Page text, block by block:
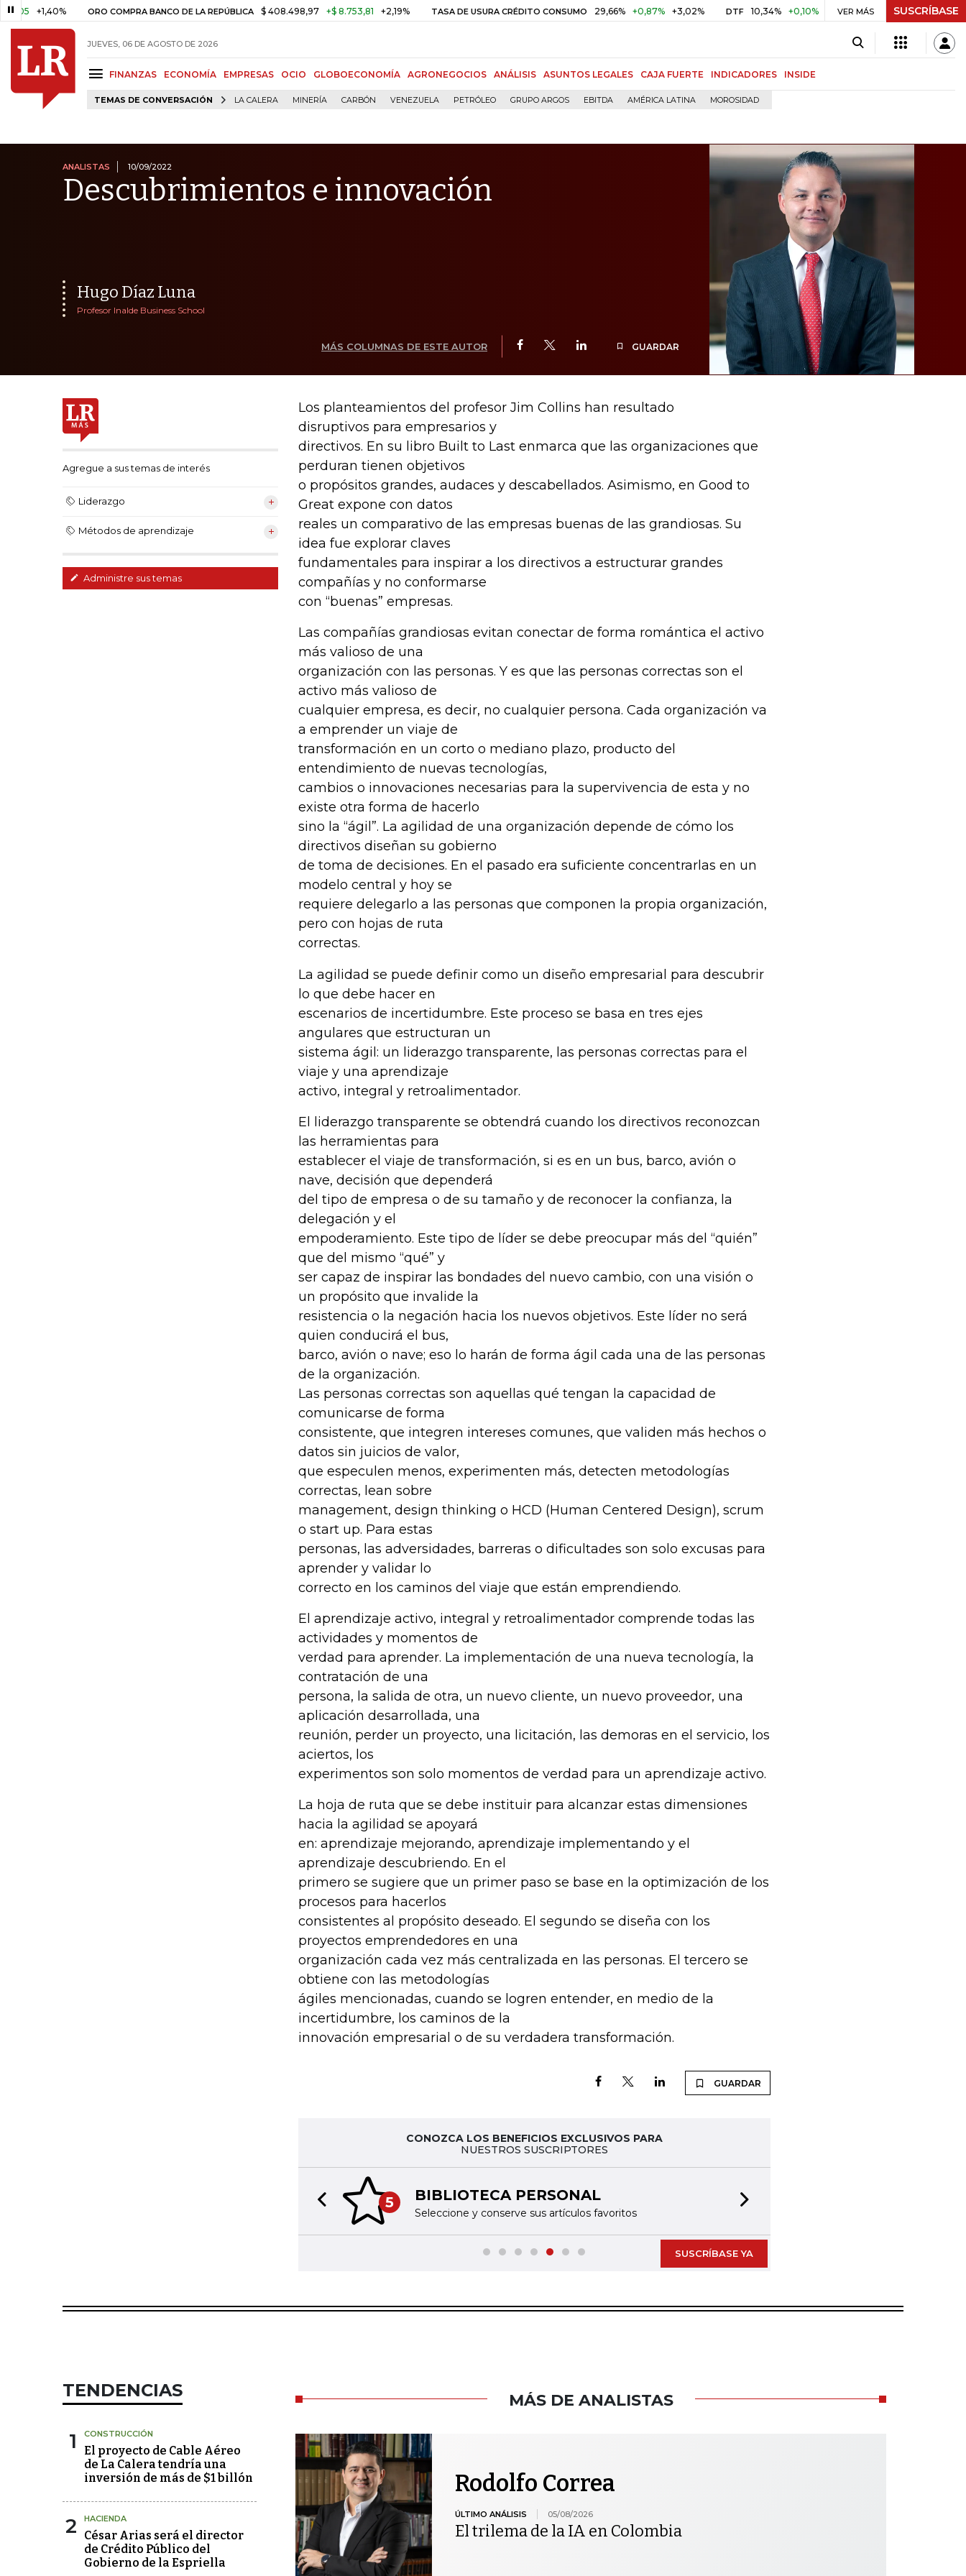
ORO COMPRA BANCO DE LA REPÚBLICA $ 408.498,97 +$ 8.753,81 +2,19% TASA DE USURA CRÉDITO CONSUMO 29,66% +0,87% +3,02% DTF 10,34% +0,10% +0,98% UVR $ 416,86 +$ 0,05
VER MÁS SUSCRÍBASE
JUEVES, 06 DE AGOSTO DE 2026
FINANZAS ECONOMÍA EMPRESAS OCIO GLOBOECONOMÍA AGRONEGOCIOS ANÁLISIS ASUNTOS LEGALES CAJA FUERTE INDICADORES INSIDE
TEMAS DE CONVERSACIÓN LA CALERA MINERÍA CARBÓN VENEZUELA PETRÓLEO GRUPO ARGOS EBITDA AMÉRICA LATINA MOROSIDAD
ANALISTAS 10/09/2022
Descubrimientos e innovación
Hugo Díaz Luna
Profesor Inalde Business School
MÁS COLUMNAS DE ESTE AUTOR GUARDAR
Agregue a sus temas de interés
Liderazgo
Métodos de aprendizaje
Administre sus temas
Los planteamientos del profesor Jim Collins han resultado
disruptivos para empresarios y
directivos. En su libro Built to Last enmarca que las organizaciones que
perduran tienen objetivos
o propósitos grandes, audaces y descabellados. Asimismo, en Good to
Great expone con datos
reales un comparativo de las empresas buenas de las grandiosas. Su
idea fue explorar claves
fundamentales para inspirar a los directivos a estructurar grandes
compañías y no conformarse
con “buenas” empresas.
Las compañías grandiosas evitan conectar de forma romántica el activo
más valioso de una
organización con las personas. Y es que las personas correctas son el
activo más valioso de
cualquier empresa, es decir, no cualquier persona. Cada organización va
a emprender un viaje de
transformación en un corto o mediano plazo, producto del
entendimiento de nuevas tecnologías,
cambios o innovaciones necesarias para la supervivencia de esta y no
existe otra forma de hacerlo
sino la “ágil”. La agilidad de una organización depende de cómo los
directivos diseñan su gobierno
de toma de decisiones. En el pasado era suficiente concentrarlas en un
modelo central y hoy se
requiere delegarlo a las personas que componen la propia organización,
pero con hojas de ruta
correctas.
La agilidad se puede definir como un diseño empresarial para descubrir
lo que debe hacer en
escenarios de incertidumbre. Este proceso se basa en tres ejes
angulares que estructuran un
sistema ágil: un liderazgo transparente, las personas correctas para el
viaje y una aprendizaje
activo, integral y retroalimentador.
El liderazgo transparente se obtendrá cuando los directivos reconozcan
las herramientas para
establecer el viaje de transformación, si es en un bus, barco, avión o
nave, decisión que dependerá
del tipo de empresa o de su tamaño y de reconocer la confianza, la
delegación y el
empoderamiento. Este tipo de líder se debe preocupar más del “quién”
que del mismo “qué” y
ser capaz de inspirar las bondades del nuevo cambio, con una visión o
un propósito que invalide la
resistencia o la negación hacia los nuevos objetivos. Este líder no será
quien conducirá el bus,
barco, avión o nave; eso lo harán de forma ágil cada una de las personas
de la organización.
Las personas correctas son aquellas qué tengan la capacidad de
comunicarse de forma
consistente, que integren intereses comunes, que validen más hechos o
datos sin juicios de valor,
que especulen menos, experimenten más, detecten metodologías
correctas, lean sobre
management, design thinking o HCD (Human Centered Design), scrum
o start up. Para estas
personas, las adversidades, barreras o dificultades son solo excusas para
aprender y validar lo
correcto en los caminos del viaje que están emprendiendo.
El aprendizaje activo, integral y retroalimentador comprende todas las
actividades y momentos de
verdad para aprender. La implementación de una nueva tecnología, la
contratación de una
persona, la salida de otra, un nuevo cliente, un nuevo proveedor, una
aplicación desarrollada, una
reunión, perder un proyecto, una licitación, las demoras en el servicio, los
aciertos, los
experimentos son solo momentos de verdad para un aprendizaje activo.
La hoja de ruta que se debe instituir para alcanzar estas dimensiones
hacia la agilidad se apoyará
en: aprendizaje mejorando, aprendizaje implementando y el
aprendizaje descubriendo. En el
primero se sugiere que un primer paso se base en la optimización de los
procesos para hacerlos
consistentes al propósito deseado. El segundo se diseña con los
proyectos emprendedores en una
organización cada vez más centralizada en las personas. El tercero se
obtiene con las metodologías
ágiles mencionadas, cuando se logren entender, en medio de la
incertidumbre, los caminos de la
innovación empresarial o de su verdadera transformación.
GUARDAR
CONOZCA LOS BENEFICIOS EXCLUSIVOS PARA
NUESTROS SUSCRIPTORES
5 BIBLIOTECA PERSONAL
Seleccione y conserve sus artículos favoritos
Previous slide
SUSCRÍBASE YA
TENDENCIAS
1 CONSTRUCCIÓN
El proyecto de Cable Aéreo
de La Calera tendría una
inversión de más de $1 billón
2 HACIENDA
César Arias será el director
de Crédito Público del
Gobierno de la Espriella
MÁS DE ANALISTAS
Rodolfo Correa
ÚLTIMO ANÁLISIS 05/08/2026
El trilema de la IA en Colombia